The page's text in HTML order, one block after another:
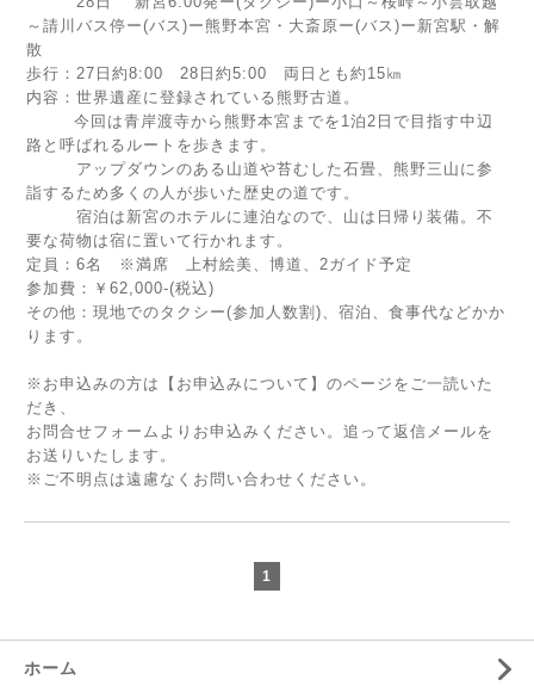
～請川バス停ー(バス)ー熊野本宮・大斎原ー(バス)ー新宮駅・解
散
歩行：27日約8:00 28日約5:00 両日とも約15㎞
内容：世界遺産に登録されている熊野古道。
今回は青岸渡寺から熊野本宮までを1泊2日で目指す中辺
路と呼ばれるルートを歩きます。
アップダウンのある山道や苔むした石畳、熊野三山に参
詣するため多くの人が歩いた歴史の道です。
宿泊は新宮のホテルに連泊なので、山は日帰り装備。不
要な荷物は宿に置いて行かれます。
定員：6名 ※満席 上村絵美、博道、2ガイド予定
参加費：￥62,000-(税込)
その他：現地でのタクシー(参加人数割)、宿泊、食事代などかか
ります。
※お申込みの方は【お申込みについて】のページをご一読いた
だき、
お問合せフォームよりお申込みください。追って返信メールを
お送りいたします。
※ご不明点は遠慮なくお問い合わせください。
1
ホーム